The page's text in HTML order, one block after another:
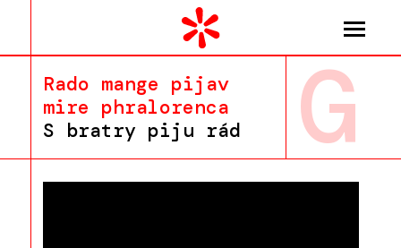
Rado mange pijav
mire phralorenca
S bratry piju rád
G